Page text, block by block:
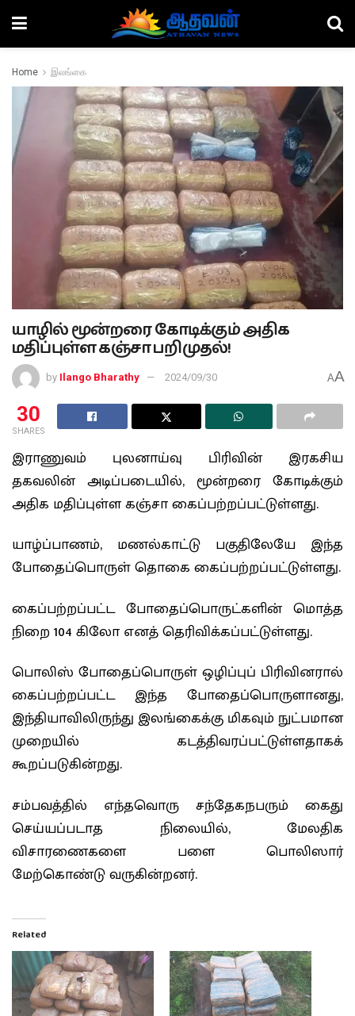
Home இலங்கை
யாழில் மூன்றரை கோடிக்கும் அதிக
மதிப்புள்ள கஞ்சா பறிமுதல்!
by Ilango Bharathy 2024/09/30 AA
30
SHARES
இராணுவம் புலனாய்வு பிரிவின் இரகசிய
தகவலின் அடிப்படையில், மூன்றரை கோடிக்கும்
அதிக மதிப்புள்ள கஞ்சா கைப்பற்றப்பட்டுள்ளது.
யாழ்ப்பாணம், மணல்காட்டு பகுதிலேயே இந்த
போதைப்பொருள் தொகை கைப்பற்றப்பட்டுள்ளது.
கைப்பற்றப்பட்ட போதைப்பொருட்களின் மொத்த
நிறை 104 கிலோ எனத் தெரிவிக்கப்பட்டுள்ளது.
பொலிஸ் போதைப்பொருள் ஒழிப்புப் பிரிவினரால்
கைப்பற்றப்பட்ட இந்த போதைப்பொருளானது,
இந்தியாவிலிருந்து இலங்கைக்கு மிகவும் நுட்பமான
முறையில் கடத்திவரப்பட்டுள்ளதாகக்
கூறப்படுகின்றது.
சம்பவத்தில் எந்தவொரு சந்தேகநபரும் கைது
செய்யப்படாத நிலையில், மேலதிக
விசாரணைகளை பளை பொலிஸார்
மேற்கொண்டு வருகின்றனர்.
Related